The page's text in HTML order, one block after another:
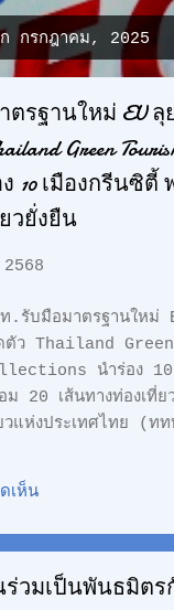
ก กรกฎาคม, 2025
รฐานใหม่ EU ลุ
Green
ง 10 เมืองกรีนซิตี้
วยั่งยืน
.รับมือมาตรฐานใหม่
ตัว Thailand
นำร่อง 10
ม 20 เส้นทางท่องเ
วแห่งประเทศไทย (ท
ยกระดับ
ะ 20 เส้นทางท่องเที่ย
รฐานใหม่ของสหภาพ
ที่สุดในโลกด้านความยั่
ปรียบทางเศรษฐกิจ เดิ
เห็น
ร่วมเป็นพันธมิตร